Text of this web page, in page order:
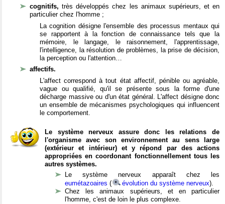
cognitifs,très développés chez les animaux supérieurs, et en
particulier chez l'homme ;
La cognition désigne l'ensemble des processus mentaux qui
se rapportent à la fonction de connaissance tels que la
mémoire, le langage, le raisonnement, l'apprentissage,
l'intelligence, la résolution de problèmes, la prise de décision,
la perception ou l'attention…
affectifs.
L'affect correspond à tout état affectif, pénible ou agréable,
vague ou qualifié, qu'il se présente sous la forme d'une
décharge massive ou d'un état général. L'affect désigne donc
un ensemble de mécanismes psychologiques qui influencent
le comportement.
Le système nerveux assure donc les relations de
l'organisme avec son environnement au sens large
(extérieur et intérieur) et y répond par des actions
appropriées en coordonant fonctionnellement tous les
autres systèmes.
Le système nerveux apparaît chez les
eumétazoaires ( évolution du système nerveux).
Chez les animaux supérieurs, et en particulier
l'homme, c'est de loin le plus complexe.